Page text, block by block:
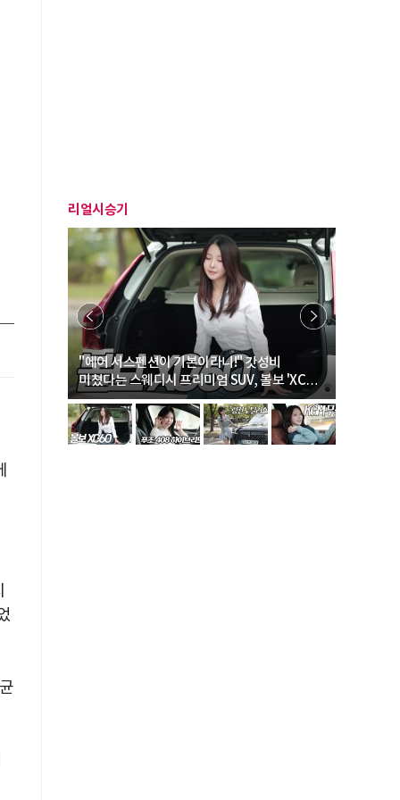
리얼시승기
"에어 서스펜션이 기본이라니!" 갓성비
미쳤다는 스웨디시 프리미엄 SUV, 볼보 'XC60
B5 울트라'